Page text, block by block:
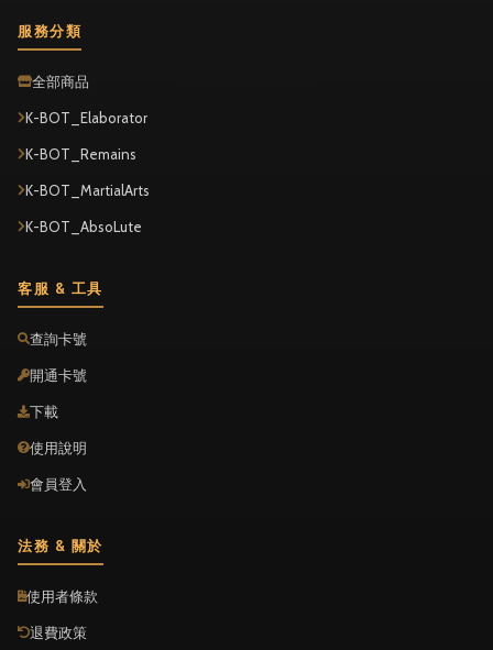
服務分類
全部商品
K-BOT_Elaborator
K-BOT_Remains
K-BOT_MartialArts
K-BOT_AbsoLute
客服 & 工具
查詢卡號
開通卡號
下載
使用說明
會員登入
法務 & 關於
使用者條款
退費政策